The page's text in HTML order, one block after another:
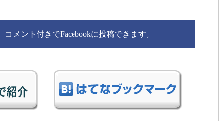
メント付きでFacebookに投稿できます。